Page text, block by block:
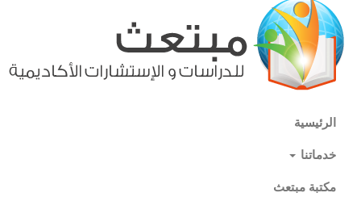
الرئيسية
خدماتنا
مكتبة مبتعث